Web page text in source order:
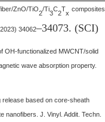
ZnO/TiO
2
/Ti
3
C
2
T
x
composites
34062–34073. (SCI)
OH-functionalized MWCNT/solid
wave absorption property.
release based on core-sheath
nanofibers. J. Vinyl. Addit. Techn.